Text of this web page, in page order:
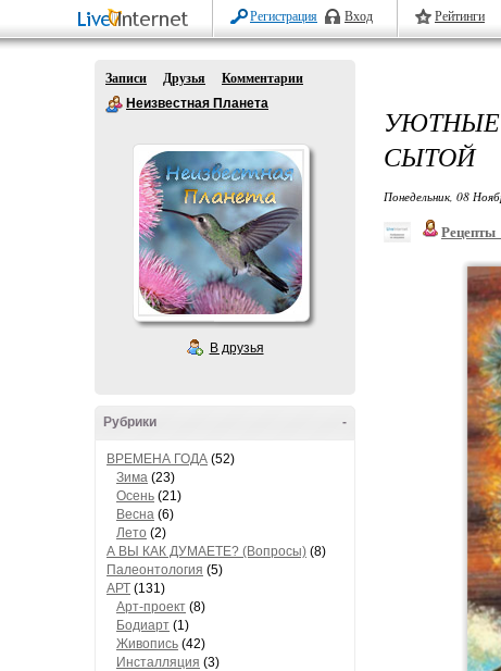
Регистрация Вход Рейтинги
Записи Друзья
Комментарии
Неизвестная Планета
В друзья
-
Рубрики
ВРЕМЕНА ГОДА (52)
Зима (23)
Осень (21)
Весна (6)
Лето (2)
А ВЫ КАК ДУМАЕТЕ? (Вопросы) (8)
Палеонтология (5)
АРТ (131)
Арт-проект (8)
Бодиарт (1)
Живопись (42)
Инсталляция (3)
УЮТНЫЕ
СЫТОЙ
Понедельник, 08